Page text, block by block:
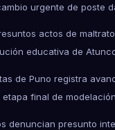
urgente de poste
actos de
educativa de
de Puno registra
etapa final de modelación
denuncian presunto